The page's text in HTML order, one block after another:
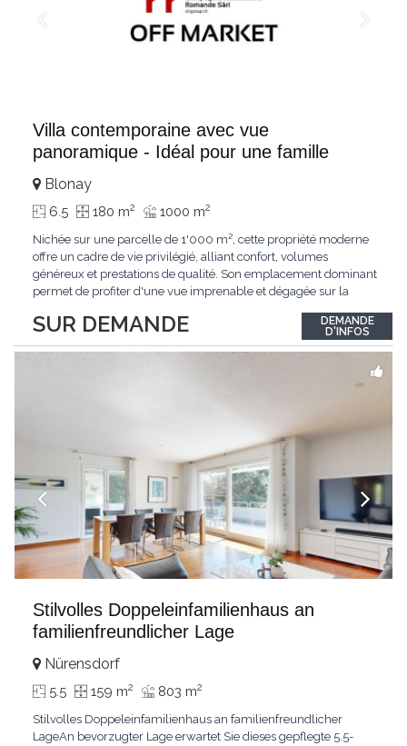
Villa contemporaine avec vue
panoramique - Idéal pour une famille
SUR DEMANDE
Blonay
6.5 180 m2 1000 m2
Nichée sur une parcelle de 1'000 m², cette propriété moderne
offre un cadre de vie privilégié, alliant confort, volumes
généreux et prestations de qualité. Son emplacement dominant
permet de profiter d'une vue imprenable et dégagée sur la
excavé, cette villa propose une surface habitable utile de plus
de 260 m², soigneusement...
DEMANDE
D'INFOS
Stilvolles Doppeleinfamilienhaus an
familienfreundlicher Lage
Nürensdorf
5.5 159 m2 803 m2
Stilvolles Doppeleinfamilienhaus an familienfreundlicher
LageAn bevorzugter Lage erwartet Sie dieses gepflegte 5.5-